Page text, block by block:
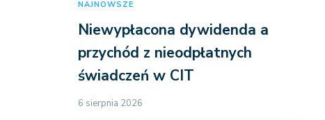
NAJNOWSZE
Niewypłacona dywidenda a
przychód z nieodpłatnych
świadczeń w CIT
6 sierpnia 2026